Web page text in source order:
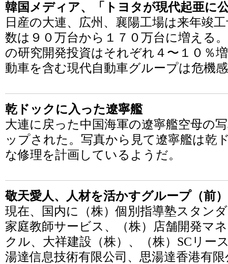
韓国メディア、「トヨタが現代起亜に
日産の大連、広州、襄陽工場は来年竣
数は９０万台から１７０万台に増える
の研究開発投資はそれぞれ４〜１０％
動車を含む現代自動車グループは危機
乾ドックに入った遼寧艦
大連に戻った中国海軍の遼寧艦空母の
ップされた。写真から見て遼寧艦は乾
な修理を計画しているようだ。
敬天愛人、人材を活かすグループ（前）
現在、国内に（株）個別指導塾スタン
家庭教師サービス、（株）店舗開発マ
クル、大祥建設（株）、（株）SCリー
湯達信息技術有限公司、思湯達香港有